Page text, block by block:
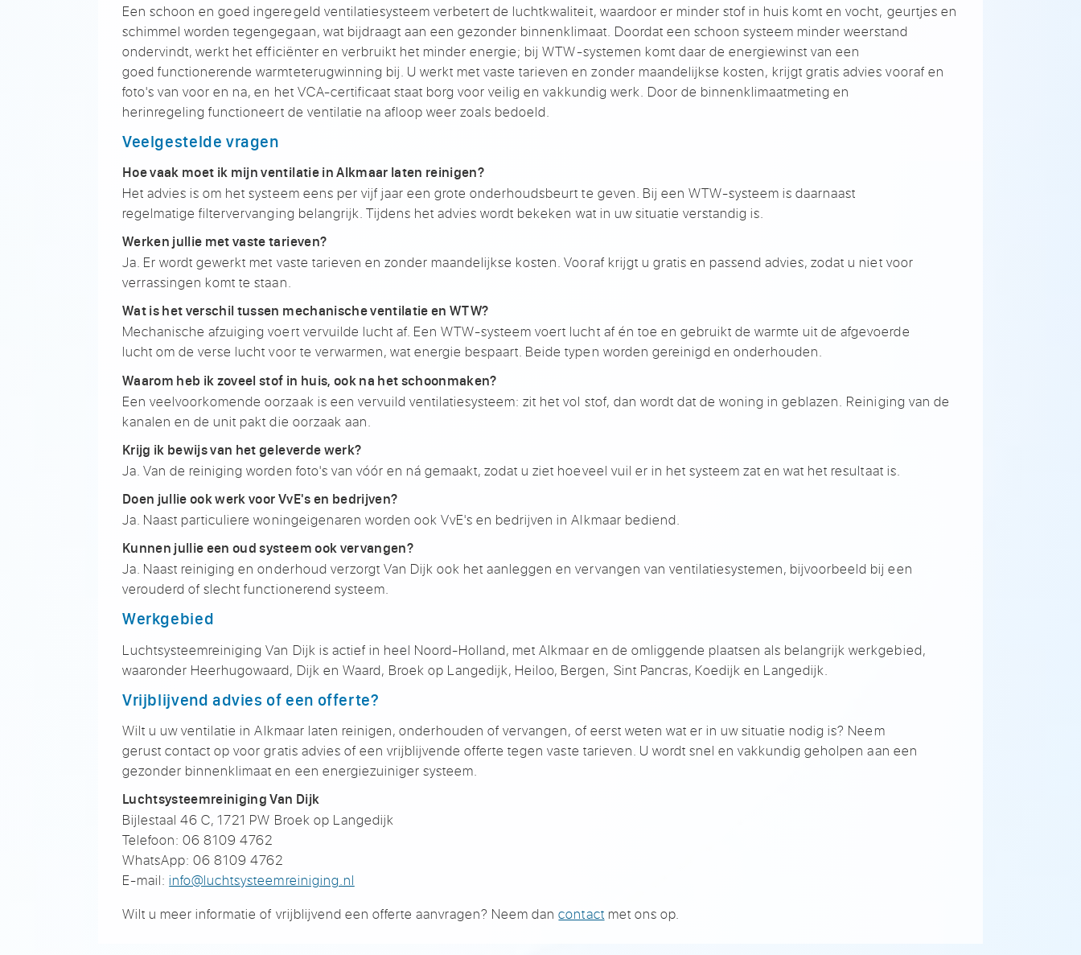
Een schoonen goed ingeregeld ventilatiesysteem verbetert de luchtkwaliteit, waardoor er minder stofin huis komt en vocht, geurtjes en
schimmel wordentegengegaan, wat bijdraagt aan eengezonder binnenklimaat. Doordat een schoon systeem minderweerstand
ondervindt, werkt hetefficiënter en verbruikt het minder energie; bijWTW-systemen komt daar de energiewinstvan een
goedfunctionerende warmteterugwinning bij. U werkt met vaste tarievenen zonder maandelijkse kosten, krijgt gratis advies vooraf en
foto's van voor en na, en het VCA-certificaat staat borg voorveilig en vakkundig werk. Door de binnenklimaatmetingen
herinregelingfunctioneert de ventilatie na afloopweer zoals bedoeld.
Veelgestelde vragen
Hoe vaak moet ik mijn ventilatie in Alkmaar laten reinigen?
Het advies isom het systeem eens per vijf jaar eengrote onderhoudsbeurt te geven. Bij een WTW-systeem isdaarnaast
regelmatigefiltervervanging belangrijk. Tijdens het advies wordt bekeken wat in uw situatie verstandig is.
Werken jullie met vaste tarieven?
Ja. Er wordt gewerkt met vaste tarieven en zonder maandelijkse kosten. Vooraf krijgt u gratis en passend advies, zodat u niet voor
verrassingen komt testaan.
Wat is het verschil tussen mechanische ventilatie en WTW?
Mechanischeafzuiging voert vervuilde lucht af. Een WTW-systeem voert lucht af én toe en gebruikt dewarmte uit de afgevoerde
luchtom de verse lucht voor te verwarmen, wat energie bespaart. Beidetypen worden gereinigd en onderhouden.
Waarom heb ik zoveel stof in huis, ook na het schoonmaken?
Eenveelvoorkomende oorzaak is een vervuild ventilatiesysteem: zit het vol stof, dan wordt dat de woning in geblazen. Reiniging van de
kanalen en de unit pakt die oorzaak aan.
Krijg ik bewijs van het geleverde werk?
Ja. Van de reiniging worden foto's van vóór en nágemaakt, zodat u ziet hoeveel vuil er in het systeem zat en wat het resultaat is.
Doen jullie ook werk voor VvE's en bedrijven?
Ja. Naast particulierewoningeigenaren worden ook VvE'sen bedrijven in Alkmaar bediend.
Kunnen jullie een oud systeem ook vervangen?
Ja. Naast reinigingen onderhoud verzorgt Van Dijk ook het aanleggen en vervangen van ventilatiesystemen, bijvoorbeeld bijeen
verouderd of slechtfunctionerend systeem.
Werkgebied
Luchtsysteemreiniging Van Dijk is actief in heel Noord-Holland, metAlkmaar en de omliggende plaatsen als belangrijk werkgebied,
waaronder Heerhugowaard, Dijk en Waard, Broek op Langedijk, Heiloo, Bergen, Sint Pancras, Koedijk en Langedijk.
Vrijblijvend advies of een offerte?
Wilt u uw ventilatie in Alkmaar laten reinigen, onderhouden ofvervangen, of eerst weten wat er in uwsituatie nodig is? Neem
gerustcontact op voor gratis advies of een vrijblijvende offerte tegen vaste tarieven. U wordt snel en vakkundiggeholpen aan een
gezonder binnenklimaat en een energiezuiniger systeem.
Luchtsysteemreiniging Van Dijk
Bijlestaal 46 C, 1721 PW Broek op Langedijk
Telefoon: 06 8109 4762
WhatsApp: 06 8109 4762
E-mail:info@luchtsysteemreiniging.nl
Wilt u meer informatie of vrijblijvend een offerte aanvragen? Neem dancontact met ons op.